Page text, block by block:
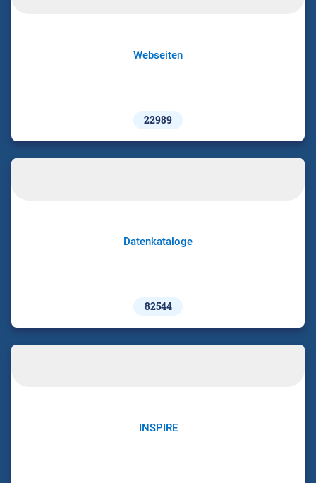
Webseiten
22989
Datenkataloge
82544
INSPIRE